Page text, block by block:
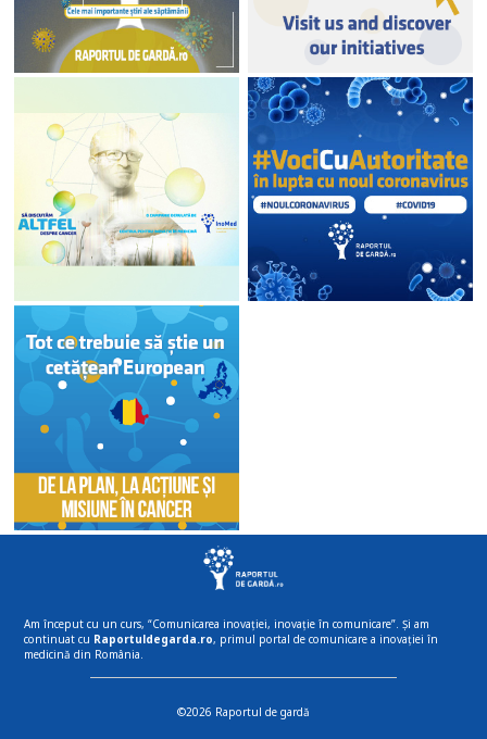
Am început cu un curs, “Comunicarea inovației, inovație în comunicare”. Și am
continuat cu Raportuldegarda.ro, primul portal de comunicare a inovației în
medicină din România.
©2026 Raportul de gardă